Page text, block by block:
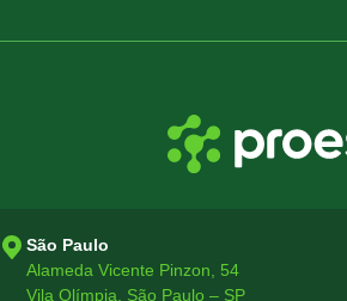
São Paulo
Alameda Vicente Pinzon, 54
Vila Olímpia, São Paulo – SP